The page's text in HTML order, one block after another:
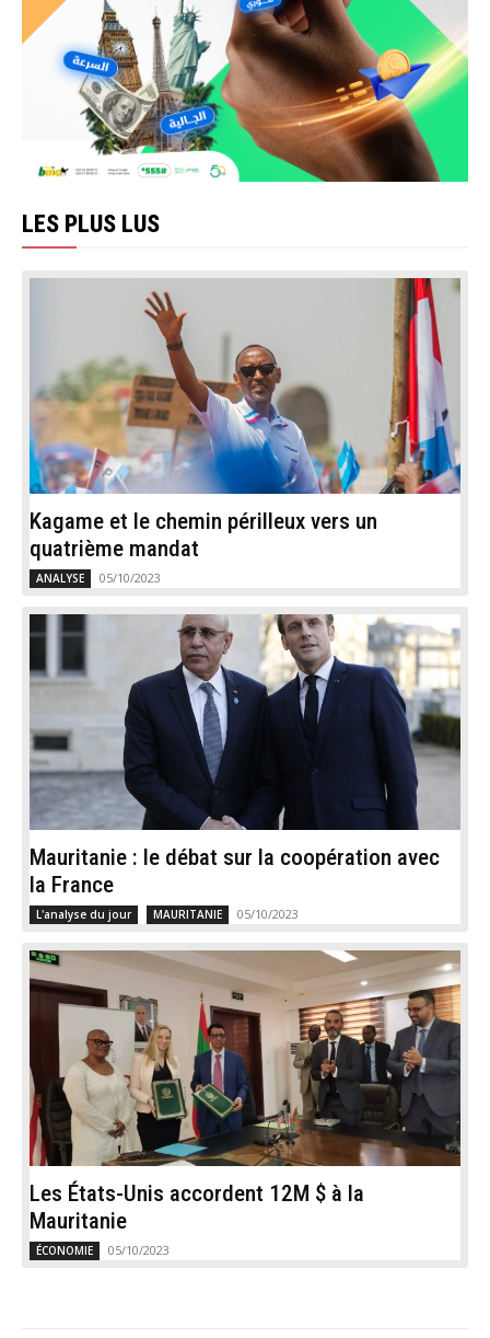
LES PLUS LUS
Kagame et le chemin périlleux vers un
quatrième mandat
ANALYSE 05/10/2023
Mauritanie : le débat sur la coopération avec
la France
L'analyse du jour MAURITANIE 05/10/2023
Les États-Unis accordent 12M $ à la
Mauritanie
ÉCONOMIE 05/10/2023